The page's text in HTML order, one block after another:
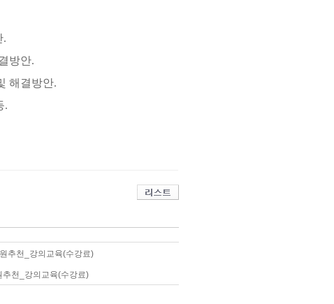
.
방안.
해결방안.
.
추천_강의교육(수강료)
천_강의교육(수강료)